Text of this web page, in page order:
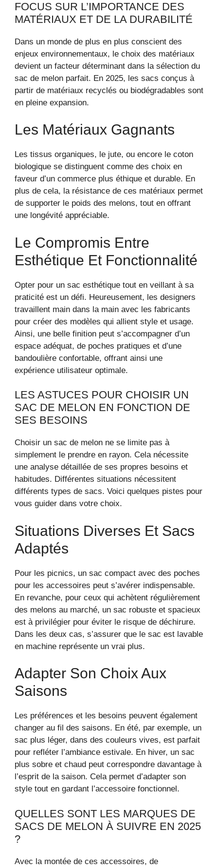
FOCUS SUR L’IMPORTANCE DES
MATÉRIAUX ET DE LA DURABILITÉ
Dans un monde de plus en plus conscient des
enjeux environnementaux, le choix des matériaux
devient un facteur déterminant dans la sélection du
sac de melon parfait. En 2025, les sacs conçus à
partir de matériaux recyclés ou biodégradables sont
en pleine expansion.
Les Matériaux Gagnants
Les tissus organiques, le jute, ou encore le coton
biologique se distinguent comme des choix en
faveur d’un commerce plus éthique et durable. En
plus de cela, la résistance de ces matériaux permet
de supporter le poids des melons, tout en offrant
une longévité appréciable.
Le Compromis Entre
Esthétique Et Fonctionnalité
Opter pour un sac esthétique tout en veillant à sa
praticité est un défi. Heureusement, les designers
travaillent main dans la main avec les fabricants
pour créer des modèles qui allient style et usage.
Ainsi, une belle finition peut s’accompagner d’un
espace adéquat, de poches pratiques et d’une
bandoulière confortable, offrant ainsi une
expérience utilisateur optimale.
LES ASTUCES POUR CHOISIR UN
SAC DE MELON EN FONCTION DE
SES BESOINS
Choisir un sac de melon ne se limite pas à
simplement le prendre en rayon. Cela nécessite
une analyse détaillée de ses propres besoins et
habitudes. Différentes situations nécessitent
différents types de sacs. Voici quelques pistes pour
vous guider dans votre choix.
Situations Diverses Et Sacs
Adaptés
Pour les picnics, un sac compact avec des poches
pour les accessoires peut s’avérer indispensable.
En revanche, pour ceux qui achètent régulièrement
des melons au marché, un sac robuste et spacieux
est à privilégier pour éviter le risque de déchirure.
Dans les deux cas, s’assurer que le sac est lavable
en machine représente un vrai plus.
Adapter Son Choix Aux
Saisons
Les préférences et les besoins peuvent également
changer au fil des saisons. En été, par exemple, un
sac plus léger, dans des couleurs vives, est parfait
pour refléter l’ambiance estivale. En hiver, un sac
plus sobre et chaud peut correspondre davantage à
l’esprit de la saison. Cela permet d’adapter son
style tout en gardant l’accessoire fonctionnel.
QUELLES SONT LES MARQUES DE
SACS DE MELON À SUIVRE EN 2025
?
Avec la montée de ces accessoires, de